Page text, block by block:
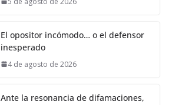
El opositor incómodo… o el defensor
inesperado
4 de agosto de 2026
Ante la resonancia de difamaciones,